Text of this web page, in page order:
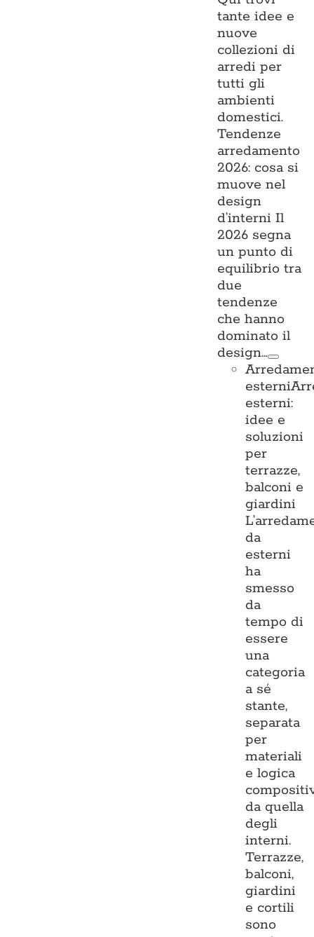
tante idee e
nuove
collezioni di
arredi per
tutti gli
ambienti
domestici.
Tendenze
arredamento
2026: cosa si
muove nel
design
d’interni Il
2026 segna
un punto di
equilibrio tra
due
tendenze
che hanno
dominato il
design…
esterni
esterni:
idee e
soluzioni
per
terrazze,
balconi e
giardini
da
esterni
ha
smesso
da
tempo di
essere
una
categoria
a sé
stante,
separata
per
materiali
e logica
da quella
degli
interni.
Terrazze,
balconi,
giardini
e cortili
sono